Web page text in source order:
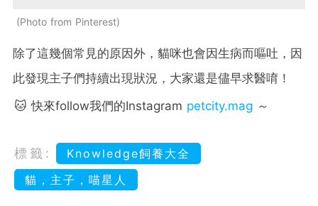
Photo from Pinterest
除了這幾個常見的原因外，貓咪也會因生病而嘔吐，因
此發現主子們持續出現狀況，大家還是儘早求醫唷！
🐱 快來follow我們的Instagram petcity.mag ～
標籤:
Knowledge飼養大全
貓，主子，喵星人